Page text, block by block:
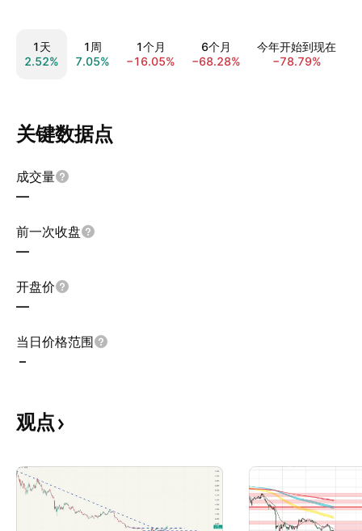
1天
2.52%
1周
7.05%
1个月
−16.05%
6个月
−68.28%
今年开始到现在
−78.79%
关键数据点
成交量
—
前一次收盘
—
开盘价
—
当日价格范围
–
观点